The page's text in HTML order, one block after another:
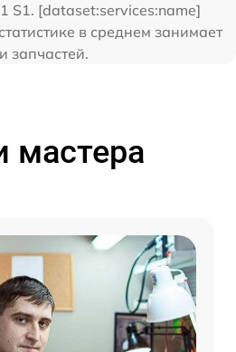
S1. [dataset:services:name]
в среднем занимает
запчастей.
мастера